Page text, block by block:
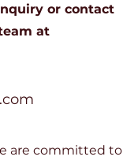
or contact
at
are committed to